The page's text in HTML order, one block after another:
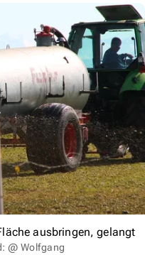
ausbringen, gelangt
@ Wolfgang